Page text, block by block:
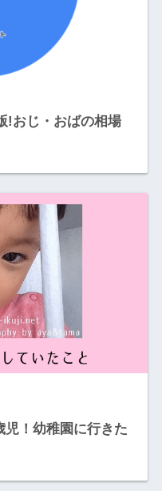
!おじ・おばの相場
！幼稚園に行きた